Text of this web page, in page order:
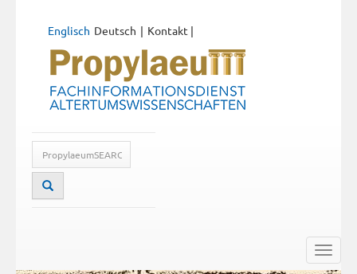
Deutsch
Englisch Kontakt |
Toggle